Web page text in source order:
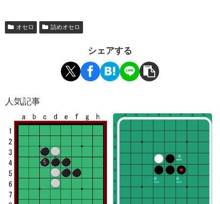
オセロ 詰めオセロ
シェアする
人気記事